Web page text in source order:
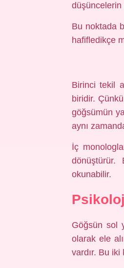
düşüncelerin
Bu noktada
hafifledikçe
Birinci tekil
biridir.
göğsümün
aynı
İç
dönüştürür.
okunabilir.
Göğsün sol
olarak ele
vardır. Bu